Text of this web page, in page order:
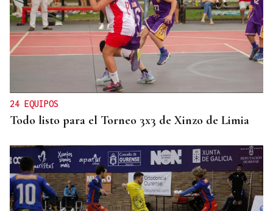
24 EQUIPOS
Todo listo para el Torneo 3x3 de Xinzo de Limia